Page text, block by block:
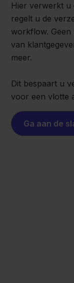
Hier verwerkt u
regelt u de
workflow. Geen
van
meer.
Dit bespaart u
voor een vlotte
Ga aan de